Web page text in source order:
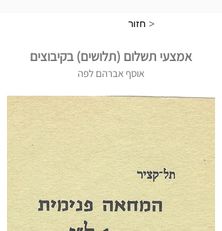
חזור >
אמצעי תשלום (תלושים) בקיבוצים
אוסף אברהם לפה